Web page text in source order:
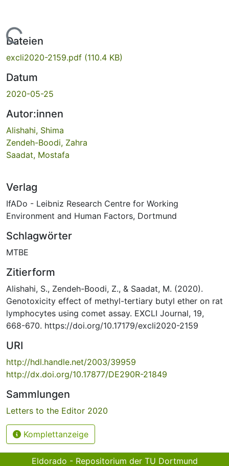
Lade...
Dateien
excli2020-2159.pdf (110.4 KB)
Datum
2020-05-25
Autor:innen
Alishahi, Shima
Zendeh-Boodi, Zahra
Saadat, Mostafa
Verlag
IfADo - Leibniz Research Centre for Working
Environment and Human Factors, Dortmund
Schlagwörter
MTBE
Zitierform
Alishahi, S., Zendeh-Boodi, Z., & Saadat, M. (2020).
Genotoxicity effect of methyl-tertiary butyl ether on rat
lymphocytes using comet assay. EXCLI Journal, 19,
668-670. https://doi.org/10.17179/excli2020-2159
URI
http://hdl.handle.net/2003/39959
http://dx.doi.org/10.17877/DE290R-21849
Sammlungen
Letters to the Editor 2020
Komplettanzeige
Eldorado - Repositorium der TU Dortmund